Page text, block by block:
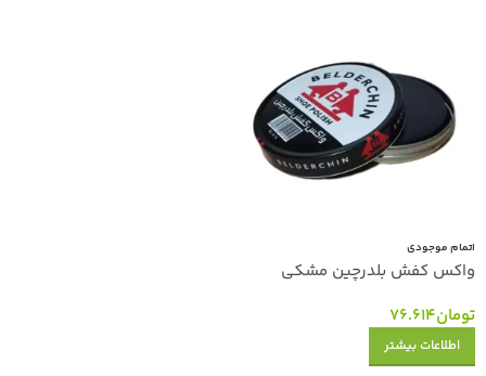
اتمام موجودی
واکس کفش بلدرچین مشکی
تومان76.614
اطلاعات بیشتر